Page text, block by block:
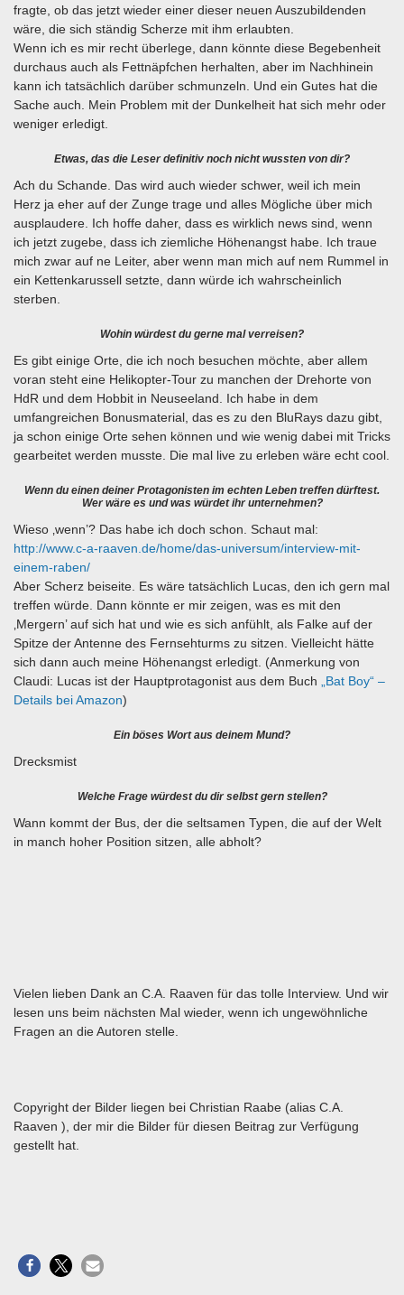
fragte, ob das jetzt wieder einer dieser neuen Auszubildenden
wäre, die sich ständig Scherze mit ihm erlaubten.
Wenn ich es mir recht überlege, dann könnte diese Begebenheit
durchaus auch als Fettnäpfchen herhalten, aber im Nachhinein
kann ich tatsächlich darüber schmunzeln. Und ein Gutes hat die
Sache auch. Mein Problem mit der Dunkelheit hat sich mehr oder
weniger erledigt.
Etwas, das die Leser definitiv noch nicht wussten von dir?
Ach du Schande. Das wird auch wieder schwer, weil ich mein
Herz ja eher auf der Zunge trage und alles Mögliche über mich
ausplaudere. Ich hoffe daher, dass es wirklich news sind, wenn
ich jetzt zugebe, dass ich ziemliche Höhenangst habe. Ich traue
mich zwar auf ne Leiter, aber wenn man mich auf nem Rummel in
ein Kettenkarussell setzte, dann würde ich wahrscheinlich
sterben.
Wohin würdest du gerne mal verreisen?
Es gibt einige Orte, die ich noch besuchen möchte, aber allem
voran steht eine Helikopter-Tour zu manchen der Drehorte von
HdR und dem Hobbit in Neuseeland. Ich habe in dem
umfangreichen Bonusmaterial, das es zu den BluRays dazu gibt,
ja schon einige Orte sehen können und wie wenig dabei mit Tricks
gearbeitet werden musste. Die mal live zu erleben wäre echt cool.
Wenn du einen deiner Protagonisten im echten Leben treffen dürftest.
Wer wäre es und was würdet ihr unternehmen?
Wieso ‚wenn’? Das habe ich doch schon. Schaut mal:
http://www.c-a-raaven.de/home/das-universum/interview-mit-
einem-raben/
Aber Scherz beiseite. Es wäre tatsächlich Lucas, den ich gern mal
treffen würde. Dann könnte er mir zeigen, was es mit den
‚Mergern’ auf sich hat und wie es sich anfühlt, als Falke auf der
Spitze der Antenne des Fernsehturms zu sitzen. Vielleicht hätte
sich dann auch meine Höhenangst erledigt. (Anmerkung von
Claudi: Lucas ist der Hauptprotagonist aus dem Buch
„Bat Boy“ –
Details bei Amazon)
Ein böses Wort aus deinem Mund?
Drecksmist
Welche Frage würdest du dir selbst gern stellen?
Wann kommt der Bus, der die seltsamen Typen, die auf der Welt
in manch hoher Position sitzen, alle abholt?
Vielen lieben Dank an C.A. Raaven für das tolle Interview. Und wir
lesen uns beim nächsten Mal wieder, wenn ich ungewöhnliche
Fragen an die Autoren stelle.
Copyright der Bilder liegen bei Christian Raabe (alias C.A.
Raaven ), der mir die Bilder für diesen Beitrag zur Verfügung
gestellt hat.